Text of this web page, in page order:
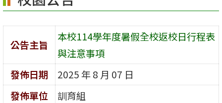
區
公告主旨
本校114學年度暑假全校返校日行程表
與注意事項
發佈日期
2025 年 8 月 07 日
發佈單位
訓育組